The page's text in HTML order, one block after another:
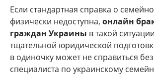
Если стандартная справка о
физически недоступна, онлайн
граждан Украины в такой
тщательной юридической
в одиночку может не справиться
специалиста по украинскому